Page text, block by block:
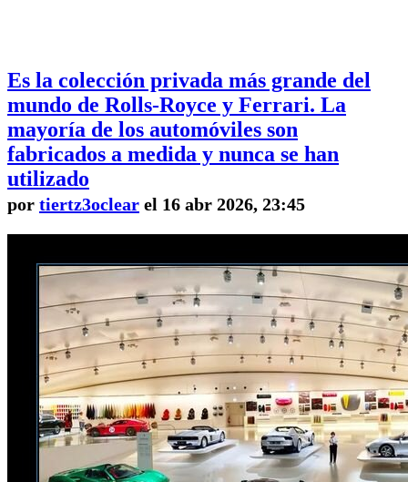
Es la colección privada más grande del
mundo de Rolls-Royce y Ferrari. La
mayoría de los automóviles son
fabricados a medida y nunca se han
utilizado
por tiertz3oclear el 16 abr 2026, 23:45